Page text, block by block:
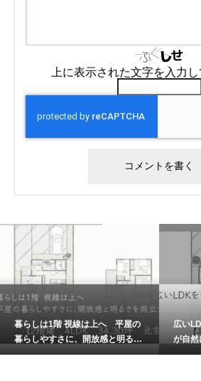
上に表示された文字を入力し
暮らしは1階 視線は上へ 平屋の
暮らしやすさに、開放感と明るさ
を両立プラン
広い
が自然